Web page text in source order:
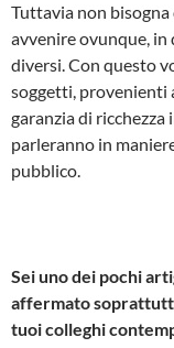
Tuttavia non bisogna
avvenire ovunque, in
diversi. Con questo
soggetti, provenienti
garanzia di
parleranno in
pubblico.
Sei uno dei pochi
affermato
tuoi colleghi